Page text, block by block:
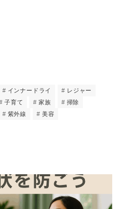
インナードライ
レジャー
子育て 家族
掃除
紫外線 美容